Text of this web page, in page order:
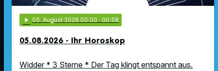
play_arrow 05. August 2026 00:00 · 00:58
05.08.2026 - Ihr Horoskop
Widder * 3 Sterne * Der Tag klingt entspannt aus.